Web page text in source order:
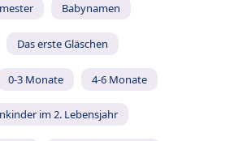
Babynamen
Das erste Gläschen
0-3 Monate 4-6 Monate
im 2. Lebensjahr